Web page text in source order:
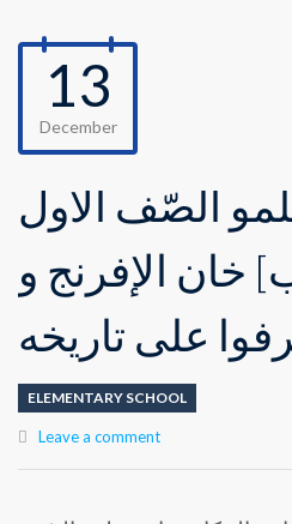
13
December
الصّف الأول
خان الإفرنج و
على تاريخه
ELEMENTARY SCHOOL
Leave a comment